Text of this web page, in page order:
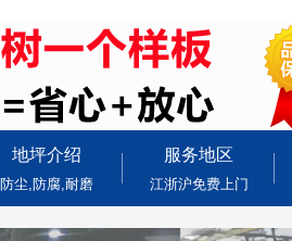
地坪介绍
防尘,防腐,耐磨
服务地区
江浙沪免费上门